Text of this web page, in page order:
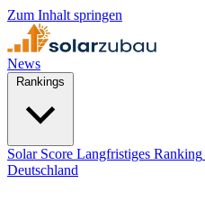
Zum Inhalt springen
News
Solar Score Langfristiges Ranking
Deutschland